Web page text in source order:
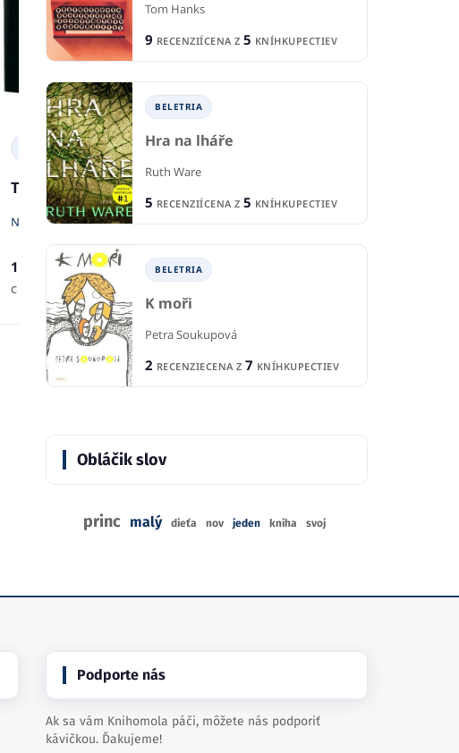
BELETRIA
Temnosivá
Noelle W. Ihli
1
RECENCIA
CENA Z
KNÍHKUPECTIEV
Framed
Tom Hanks
9 RECENZIÍCENA Z 5 KNÍHKUPECTIEV
BELETRIA
Hra na lháře
Ruth Ware
5 RECENZIÍCENA Z 5 KNÍHKUPECTIEV
BELETRIA
K moři
Petra Soukupová
2 RECENZIECENA Z 7 KNÍHKUPECTIEV
Obláčik slov
princ malý dieťa nov jeden kniha svoj
Podporte nás
Ak sa vám Knihomola páči, môžete nás podporiť
kávičkou. Ďakujeme!